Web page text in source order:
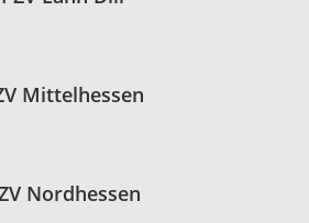
Mittelhessen
Nordhessen